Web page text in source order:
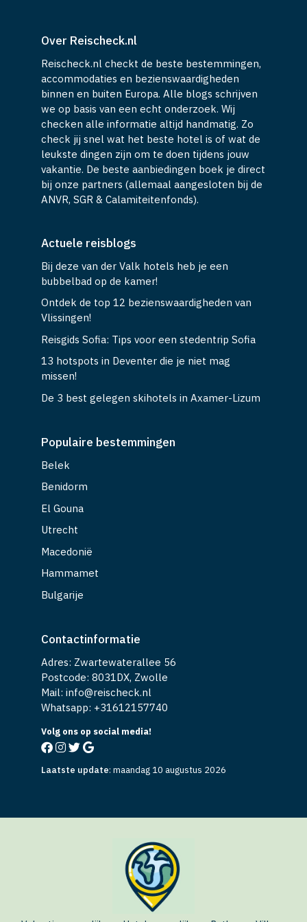
Over Reischeck.nl
Reischeck.nl checkt de beste bestemmingen,
accommodaties en bezienswaardigheden
binnen en buiten Europa. Alle blogs schrijven
we op basis van een echt onderzoek. Wij
checken alle informatie altijd handmatig. Zo
check jij snel wat het beste hotel is of wat de
leukste dingen zijn om te doen tijdens jouw
vakantie. De beste aanbiedingen boek je direct
bij onze partners (allemaal aangesloten bij de
ANVR, SGR & Calamiteitenfonds).
Actuele reisblogs
Bij deze van der Valk hotels heb je een
bubbelbad op de kamer!
Ontdek de top 12 bezienswaardigheden van
Vlissingen!
Reisgids Sofia: Tips voor een stedentrip Sofia
13 hotspots in Deventer die je niet mag
missen!
De 3 best gelegen skihotels in Axamer-Lizum
Populaire bestemmingen
Belek
Benidorm
El Gouna
Utrecht
Macedonië
Hammamet
Bulgarije
Contactinformatie
Adres: Zwartewaterallee 56
Postcode: 8031DX, Zwolle
Mail: info@reischeck.nl
Whatsapp: +31612157740
Volg ons op social media!
Laatste update: maandag 10 augustus 2026